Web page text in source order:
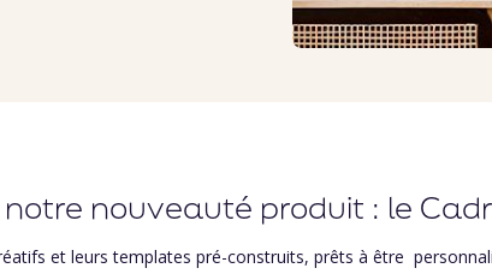
nouveauté produit : le
et leurs templates pré-construits, prêts à être